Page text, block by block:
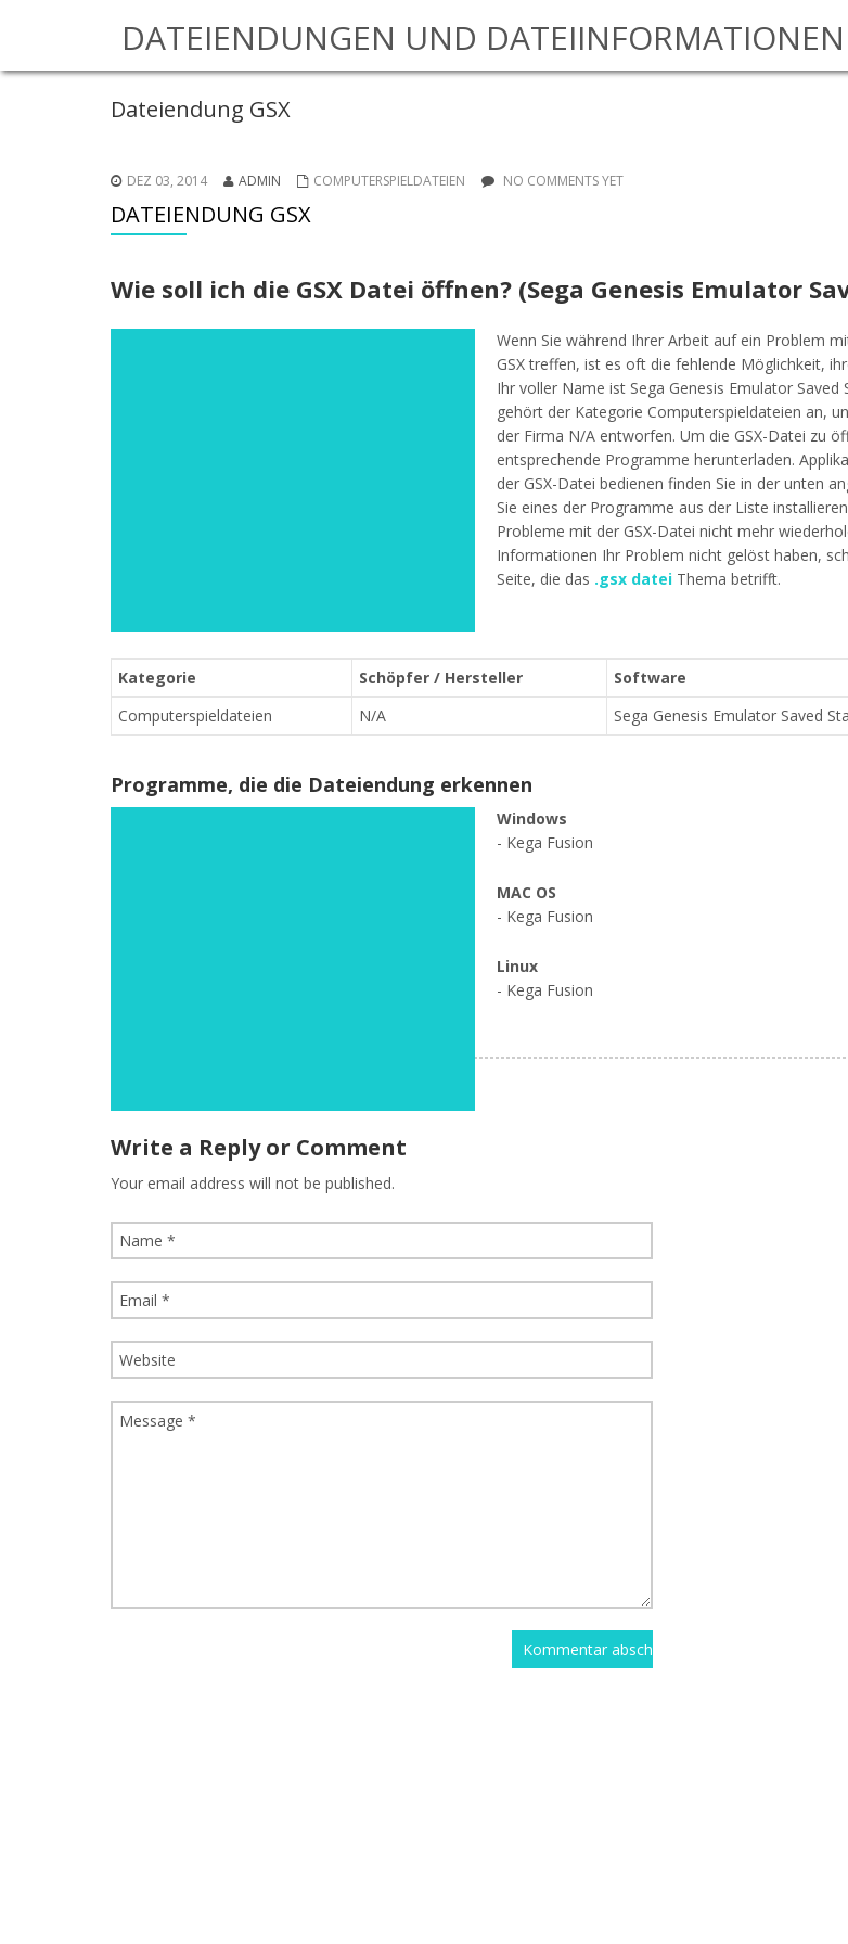
DATEIENDUNGEN UND DATEIINFORMATIONEN
Dateiendung GSX
DEZ 03, 2014 ADMIN COMPUTERSPIELDATEIEN NO COMMENTS YET
DATEIENDUNG GSX
Wie soll ich die GSX Datei öffnen? (Sega Genesis Emulator
Wenn Sie während Ihrer Arbeit auf ein Problem
GSX treffen, ist es oft die fehlende Möglichkeit,
Ihr voller Name ist Sega Genesis Emulator Saved
gehört der Kategorie Computerspieldateien an,
der Firma N/A entworfen. Um die GSX-Datei zu
entsprechende Programme herunterladen.
der GSX-Datei bedienen finden Sie in der unten
Sie eines der Programme aus der Liste
Probleme mit der GSX-Datei nicht mehr
Informationen Ihr Problem nicht gelöst haben,
Seite, die das .gsx datei Thema betrifft.
Kategorie Schöpfer / Hersteller
Software
Computerspieldateien
N/A Sega Genesis Emulator Saved
Programme, die die Dateiendung erkennen
Windows
- Kega Fusion
MAC OS
- Kega Fusion
Linux
- Kega Fusion
Write a Reply or Comment
Your email address will not be published.